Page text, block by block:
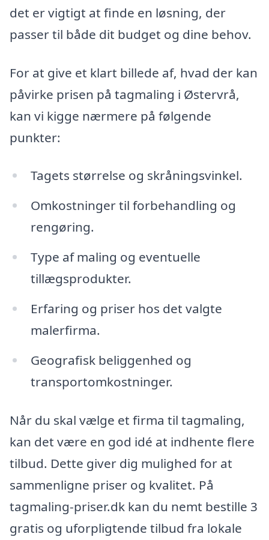
det er vigtigt at finde en løsning, der
passer til både dit budget og dine behov.
For at give et klart billede af, hvad der kan
påvirke prisen på tagmaling i Østervrå,
kan vi kigge nærmere på følgende
punkter:
Tagets størrelse og skråningsvinkel.
Omkostninger til forbehandling og
rengøring.
Type af maling og eventuelle
tillægsprodukter.
Erfaring og priser hos det valgte
malerfirma.
Geografisk beliggenhed og
transportomkostninger.
Når du skal vælge et firma til tagmaling,
kan det være en god idé at indhente flere
tilbud. Dette giver dig mulighed for at
sammenligne priser og kvalitet. På
tagmaling-priser.dk kan du nemt bestille 3
gratis og uforpligtende tilbud fra lokale